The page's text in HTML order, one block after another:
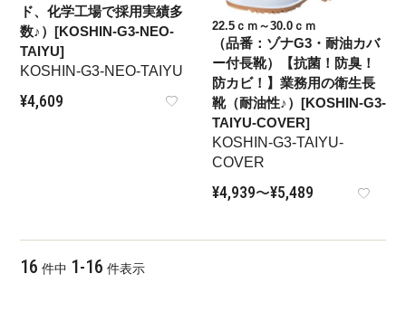
ド、化学工場で採用実績多
数♪）[KOSHIN-G3-NEO-
TAIYU]
KOSHIN-G3-NEO-TAIYU
¥4,609
22.5ｃｍ～30.0ｃｍ
（品番：ゾナG3・耐油カバ
ー付長靴）【抗菌！防臭！
防カビ！】業務用の衛生長
靴（耐油性♪）[KOSHIN-G3-
TAIYU-COVER]
KOSHIN-G3-TAIYU-
COVER
¥4,939〜¥5,489
16 件中 1-16 件表示